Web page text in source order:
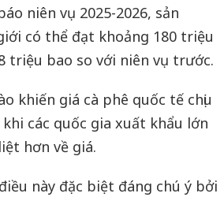
niên vụ 2025-2026, sản
có thể đạt khoảng 180 triệu
triệu bao so với niên vụ trước.
khiến giá cà phê quốc tế chịu
các quốc gia xuất khẩu lớn
hơn về giá.
này đặc biệt đáng chú ý bởi